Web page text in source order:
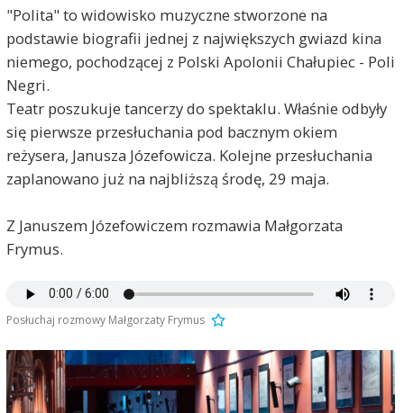
"Polita" to widowisko muzyczne stworzone na
podstawie biografii jednej z największych gwiazd kina
niemego, pochodzącej z Polski Apolonii Chałupiec - Poli
Negri.
Teatr poszukuje tancerzy do spektaklu. Właśnie odbyły
się pierwsze przesłuchania pod bacznym okiem
reżysera, Janusza Józefowicza. Kolejne przesłuchania
zaplanowano już na najbliższą środę, 29 maja.
Z Januszem Józefowiczem rozmawia Małgorzata
Frymus.
Posłuchaj rozmowy Małgorzaty Frymus